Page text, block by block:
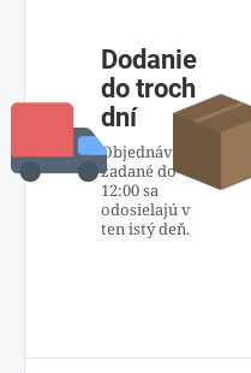
Dodanie
do troch
dní
Objednávky
zadané do
12:00 sa
odosielajú v
ten istý deň.